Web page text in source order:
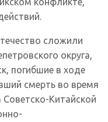
сложили
округа,
погибшие в ходе
смерть во время
Китайской